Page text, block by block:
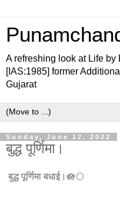
A refreshing look at Life by
[IAS:1985] former
Gujarat
Sunday, June 12, 2022
बुद्ध पूर्णिमा।
बुद्ध पूर्णिमा बधाई।🪷🌕